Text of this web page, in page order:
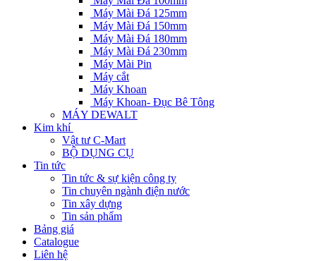
Máy Mài Đá 125mm
Máy Mài Đá 150mm
Máy Mài Đá 180mm
Máy Mài Đá 230mm
Máy Mài Pin
Máy cắt
Máy Khoan
Máy Khoan- Đục Bê Tông
MÁY DEWALT
Kim khí
Vật tư C-Mart
BỘ DỤNG CỤ
Tin tức
Tin tức & sự kiện công ty
Tin chuyên ngành điện nước
Tin xây dựng
Tin sản phẩm
Bảng giá
Catalogue
Liên hệ